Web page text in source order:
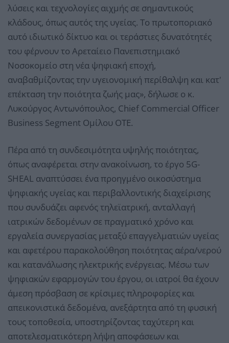
λύσεις και τεχνολογίες αιχμής σε σημαντικούς
κλάδους, όπως αυτός της υγείας. Το πρωτοποριακό
αυτό ιδιωτικό δίκτυο και οι τεράστιες δυνατότητές
του φέρνουν το Αρεταίειο Πανεπιστημιακό
Νοσοκομείο στη νέα ψηφιακή εποχή,
αναβαθμίζοντας την υγειονομική περίθαλψη και κατ'
επέκταση την ποιότητα ζωής μας», δήλωσε ο κ.
Λυκούργος Αντωνόπουλος, Chief Commercial Officer
Business Segment Ομίλου ΟΤΕ.
Πέρα από τη συνδεσιμότητα υψηλής ποιότητας,
όπως αναφέρεται στην ανακοίνωση, το έργο 5G-
SHEAL αναπτύσσει ένα προηγμένο οικοσύστημα
ψηφιακής υγείας και περιβαλλοντικής διαχείρισης
που συνδυάζει αφενός τηλεϊατρική, ανταλλαγή
ιατρικών δεδομένων σε πραγματικό χρόνο και
εργαλεία συνεργασίας μεταξύ επαγγελματιών υγείας
και αφετέρου παρακολούθηση ποιότητας αέρα/νερού
και κατανάλωσης ηλεκτρικής ενέργειας. Μέσω των
ψηφιακών εφαρμογών του έργου, οι ιατροί θα έχουν
άμεση πρόσβαση σε κρίσιμες πληροφορίες και
απεικονιστικά δεδομένα, ανεξάρτητα από τη φυσική
τους τοποθεσία, υποστηρίζοντας ταχύτερη και
αποτελεσματικότερη λήψη αποφάσεων και